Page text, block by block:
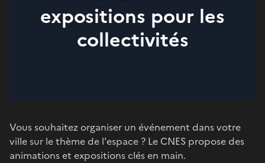
expositions pour les
collectivités
Vous souhaitez organiser un événement dans votre
ville sur le thème de l'espace ? Le CNES propose des
animations et expositions clés en main.